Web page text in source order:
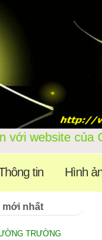
đến với
tin Hình
mới nhất
TRƯỜNG